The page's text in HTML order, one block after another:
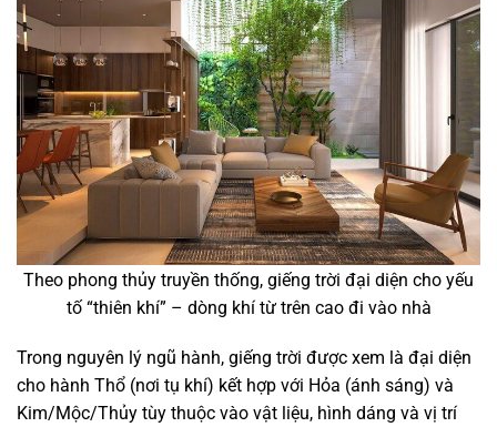
Theo phong thủy truyền thống, giếng trời đại diện cho yếu
tố “thiên khí” – dòng khí từ trên cao đi vào nhà
Trong nguyên lý ngũ hành, giếng trời được xem là đại diện
cho hành Thổ (nơi tụ khí) kết hợp với Hỏa (ánh sáng) và
Kim/Mộc/Thủy tùy thuộc vào vật liệu, hình dáng và vị trí